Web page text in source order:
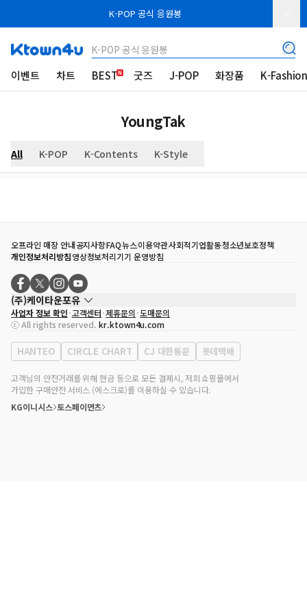
K-POP 공식 응원봉
K-POP 공식 응원봉
이벤트 차트 BEST 굿즈 J-POP 화장품 K-
YoungTak
All K-POP K-Contents K-Style
오프라인 매장 안내공지사항FAQ뉴스이용약관사회적기업활동청소년보호정책
개인정보처리방침영상정보처리기기 운영방침
(주)케이타운포유
대표자
송효민
사업자등록번호
120-87-71116
통신판매업 신고번호 제2011-서울강남-02223
대표전화
02-552-9855
사업자 정보 확인 고객센터 제휴문의 도매문의
ⓒ All rights reserved. kr.ktown4u.com
HANTEO CIRCLE CHART CJ 대한통운 롯데택배
고객님의 안전거래를 위해 현금 등으로 모든 결제시, 저희 쇼핑몰에서
가입한 구매안전 서비스 (에스크로)를 이용하실 수 있습니다.
KG이니시스 토스페이먼츠